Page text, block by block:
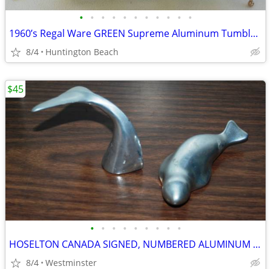
• • • • • • • • • • •
1960’s Regal Ware GREEN Supreme Aluminum Tumblers 8 with Rack 10 Oz
8/4 Huntington Beach
• • • • • • • • •
HOSELTON CANADA SIGNED, NUMBERED ALUMINUM SEAL SCULPTURES ,WHALE TAIL
8/4 Westminster
$45